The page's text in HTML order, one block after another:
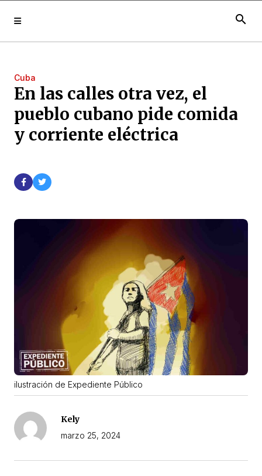
search
Cuba
En las calles otra vez, el
pueblo cubano pide comida
y corriente eléctrica
ilustración de Expediente Público
Kely
marzo 25, 2024